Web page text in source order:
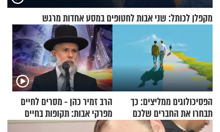
מקפלן לכותל: שני אבות לחטופים במסע אחדות מרגש
הפסיכולוגים ממליצים: כך
תבחרו את החברים שלכם
בחיים
הרב זמיר כהן - מסרים לחיים
מפרקי אבות: תקופות בחיים